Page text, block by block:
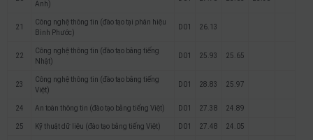
Anh)
21
Công nghệ thông tin (đào tạo tại phân hiệu
Bình Phước)
D01 26.13
22
Công nghệ thông tin (đào tạo bằng tiếng
Nhật)
D01 25.93 25.65
23
Công nghệ thông tin (đào tạo bằng tiếng
Việt)
D01 28.83 25.97
24 An toàn thông tin (đào tạo bằng tiếng Việt) D01 27.38 24.89
25 Kỹ thuật dữ liệu (đào tạo bằng tiếng Việt) D01 27.48 24.05